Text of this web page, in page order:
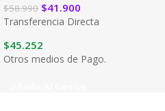
$58.990 $41.900
Transferencia Directa
$45.252
Otros medios de Pago.